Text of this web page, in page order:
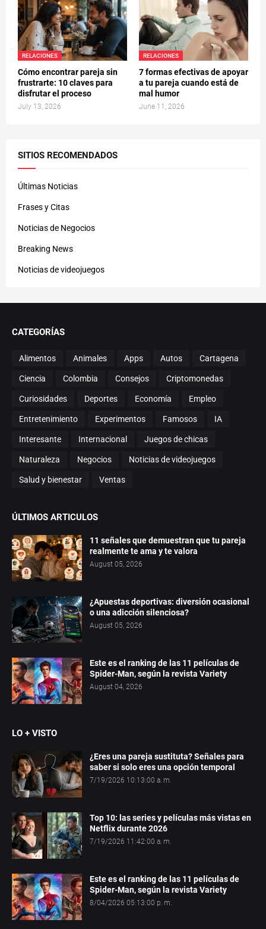
RELACIONES
Cómo encontrar pareja sin
frustrarte: 10 claves para
disfrutar el proceso
July 13, 2026
RELACIONES
7 formas efectivas de apoyar
a tu pareja cuando está de
mal humor
June 11, 2026
SITIOS RECOMENDADOS
Últimas Noticias
Frases y Citas
Noticias de Negocios
Breaking News
Noticias de videojuegos
CATEGORÍAS
Alimentos Animales Apps Autos Cartagena
Ciencia Colombia Consejos Criptomonedas
Curiosidades Deportes Economía Empleo
Entretenimiento Experimentos Famosos IA
Interesante Internacional Juegos de chicas
Naturaleza Negocios Noticias de videojuegos
Salud y bienestar Ventas
ÚLTIMOS ARTICULOS
11 señales que demuestran que tu pareja
realmente te ama y te valora
August 05, 2026
¿Apuestas deportivas: diversión ocasional
o una adicción silenciosa?
August 05, 2026
Este es el ranking de las 11 películas de
Spider-Man, según la revista Variety
August 04, 2026
LO + VISTO
¿Eres una pareja sustituta? Señales para
saber si solo eres una opción temporal
7/19/2026 10:13:00 a. m.
Top 10: las series y películas más vistas en
Netflix durante 2026
7/19/2026 11:42:00 a. m.
Este es el ranking de las 11 películas de
Spider-Man, según la revista Variety
8/04/2026 05:13:00 p. m.